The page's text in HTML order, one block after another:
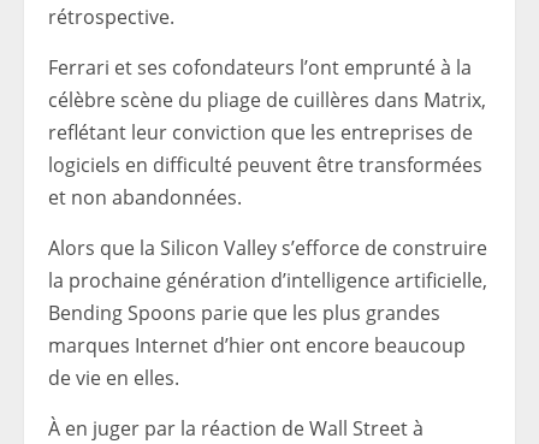
rétrospective.
Ferrari et ses cofondateurs l’ont emprunté à la
célèbre scène du pliage de cuillères dans Matrix,
reflétant leur conviction que les entreprises de
logiciels en difficulté peuvent être transformées
et non abandonnées.
Alors que la Silicon Valley s’efforce de construire
la prochaine génération d’intelligence artificielle,
Bending Spoons parie que les plus grandes
marques Internet d’hier ont encore beaucoup
de vie en elles.
À en juger par la réaction de Wall Street à